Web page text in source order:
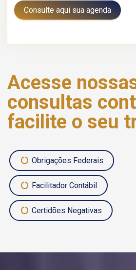
Consulte aqui sua agenda
Acesse
consultas
facilite o seu
Obrigações Federais
Facilitador Contábil
Certidões Negativas